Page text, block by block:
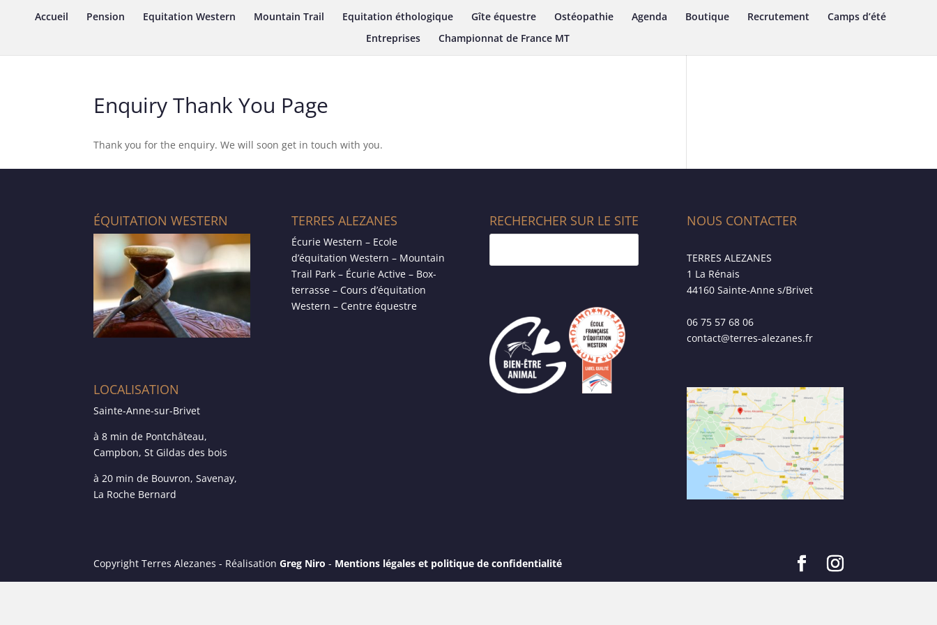
Accueil Pension Equitation Western Mountain Trail Equitation éthologique Gîte équestre Ostéopathie Agenda Boutique Recrutement
Camps d’été
Entreprises
Championnat de France MT
Enquiry Thank You Page
Thank you for the enquiry. We will soon get in touch with you.
ÉQUITATION WESTERN
LOCALISATION
Sainte-Anne-sur-Brivet
à 8 min de Pontchâteau,
Campbon, St Gildas des bois
à 20 min de Bouvron, Savenay,
La Roche Bernard
TERRES ALEZANES
Écurie Western – Ecole
d’équitation Western – Mountain
Trail Park – Écurie Active – Box-
terrasse – Cours d’équitation
Western – Centre équestre
RECHERCHER SUR LE SITE NOUS CONTACTER
TERRES ALEZANES
1 La Rénais
44160 Sainte-Anne s/Brivet
06 75 57 68 06
contact@terres-alezanes.fr
Copyright Terres Alezanes - RéalisationGreg Niro - Mentions légales et politique de confidentialité